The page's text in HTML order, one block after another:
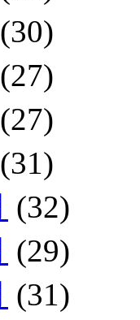
(30)
(27)
(27)
(31)
(32)
(29)
(31)